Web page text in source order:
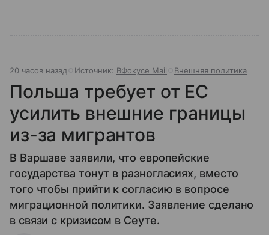
20 часов назад Источник: ВФокусе Mail Внешняя политика
Польша требует от ЕС
усилить внешние границы
из-за мигрантов
В Варшаве заявили, что европейские
государства тонут в разногласиях, вместо
того чтобы прийти к согласию в вопросе
миграционной политики. Заявление сделано
в связи с кризисом в Сеуте.